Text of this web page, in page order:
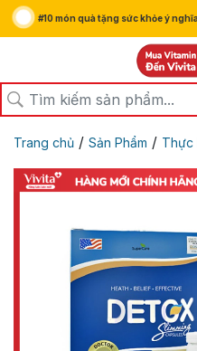
#10 món quà tặng sức khỏe ý
Trang chủ / Sản Phẩm / Thực